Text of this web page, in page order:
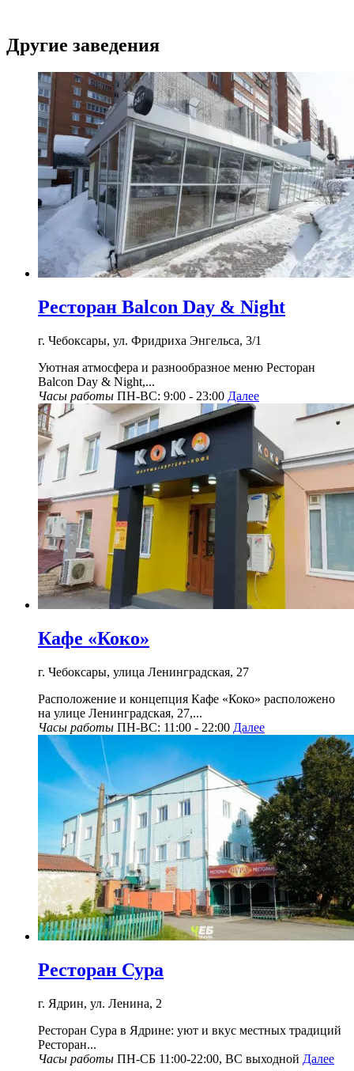
Другие заведения
Ресторан Balcon Day & Night
г. Чебоксары, ул. Фридриха Энгельса, 3/1
Уютная атмосфера и разнообразное меню Ресторан
Balcon Day & Night,...
Часы работы ПН-ВС: 9:00 - 23:00 Далее
Кафе «Коко»
г. Чебоксары, улица Ленинградская, 27
Расположение и концепция Кафе «Коко» расположено
на улице Ленинградская, 27,...
Часы работы ПН-ВС: 11:00 - 22:00 Далее
Ресторан Сура
г. Ядрин, ул. Ленина, 2
Ресторан Сура в Ядрине: уют и вкус местных традиций
Ресторан...
Часы работы ПН-СБ 11:00-22:00, ВС выходной Далее